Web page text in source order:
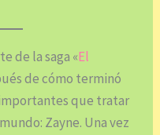
de la saga «El
de cómo terminó
que tratar
Zayne. Una vez